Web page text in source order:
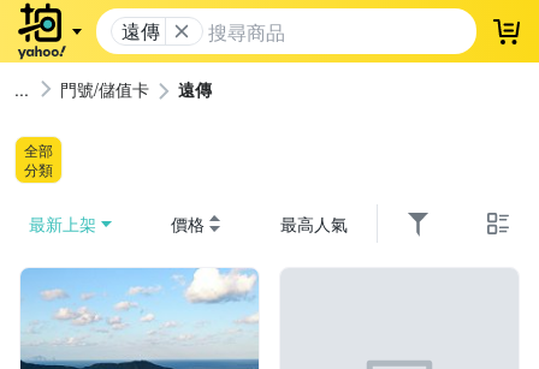
遠傳 登
門號/儲值卡 遠傳
全部
分類
最新上架 價格 最高人氣